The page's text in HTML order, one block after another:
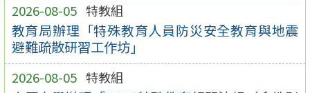
2026-08-05 特教組
教育局辦理「特殊教育人員防災安全教育與地震
避難疏散研習工作坊」
2026-08-05 特教組